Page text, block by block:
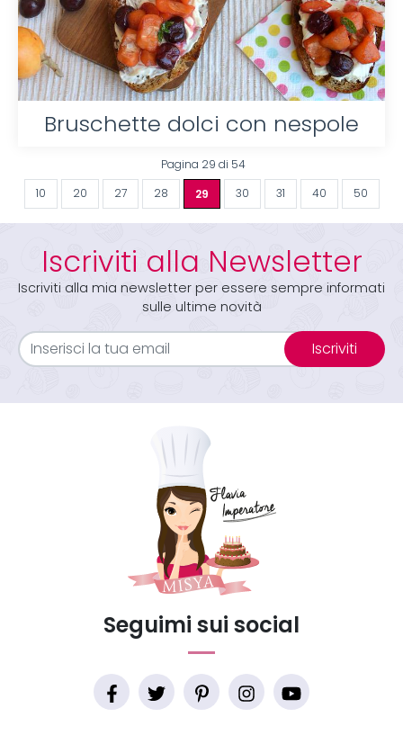
Bruschette dolci con nespole
Pagina 29 di 54
10 20 27 28 29 30 31 40 50
Iscriviti alla Newsletter
Iscriviti alla mia newsletter per essere sempre informati
sulle ultime novità
Iscriviti
Seguimi sui social